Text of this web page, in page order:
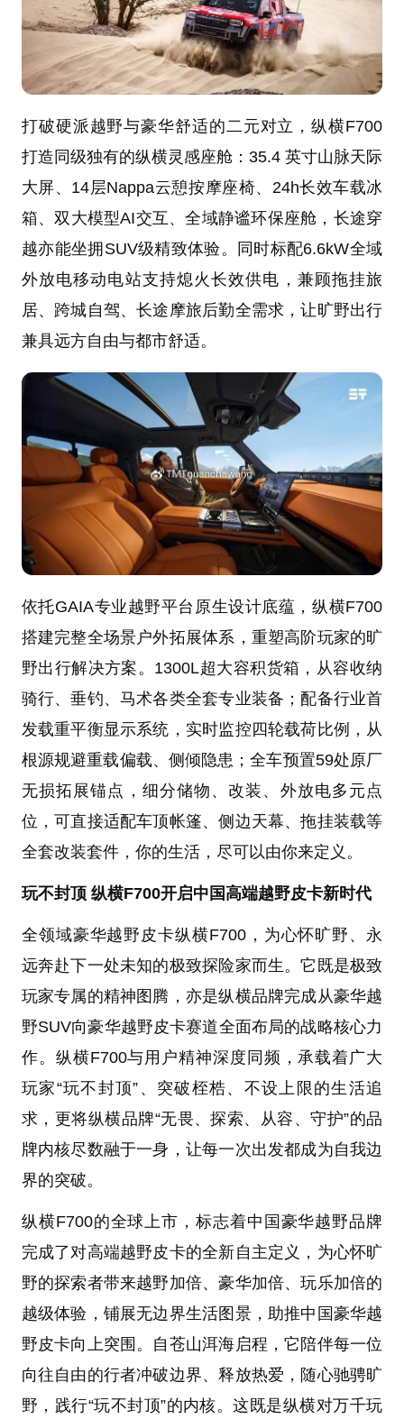
打破硬派越野与豪华舒适的二元对立，纵横F700
打造同级独有的纵横灵感座舱：35.4 英寸山脉天际
大屏、14层Nappa云憩按摩座椅、24h长效车载冰
箱、双大模型AI交互、全域静谧环保座舱，长途穿
越亦能坐拥SUV级精致体验。同时标配6.6kW全域
外放电移动电站支持熄火长效供电，兼顾拖挂旅
居、跨城自驾、长途摩旅后勤全需求，让旷野出行
兼具远方自由与都市舒适。
依托GAIA专业越野平台原生设计底蕴，纵横F700
搭建完整全场景户外拓展体系，重塑高阶玩家的旷
野出行解决方案。1300L超大容积货箱，从容收纳
骑行、垂钓、马术各类全套专业装备；配备行业首
发载重平衡显示系统，实时监控四轮载荷比例，从
根源规避重载偏载、侧倾隐患；全车预置59处原厂
无损拓展锚点，细分储物、改装、外放电多元点
位，可直接适配车顶帐篷、侧边天幕、拖挂装载等
全套改装套件，你的生活，尽可以由你来定义。
玩不封顶 纵横F700开启中国高端越野皮卡新时代
全领域豪华越野皮卡纵横F700，为心怀旷野、永
远奔赴下一处未知的极致探险家而生。它既是极致
玩家专属的精神图腾，亦是纵横品牌完成从豪华越
野SUV向豪华越野皮卡赛道全面布局的战略核心力
作。纵横F700与用户精神深度同频，承载着广大
玩家“玩不封顶”、突破桎梏、不设上限的生活追
求，更将纵横品牌“无畏、探索、从容、守护”的品
牌内核尽数融于一身，让每一次出发都成为自我边
界的突破。
纵横F700的全球上市，标志着中国豪华越野品牌
完成了对高端越野皮卡的全新自主定义，为心怀旷
野的探索者带来越野加倍、豪华加倍、玩乐加倍的
越级体验，铺展无边界生活图景，助推中国豪华越
野皮卡向上突围。自苍山洱海启程，它陪伴每一位
向往自由的行者冲破边界、释放热爱，随心驰骋旷
野，践行“玩不封顶”的内核。这既是纵横对万千玩